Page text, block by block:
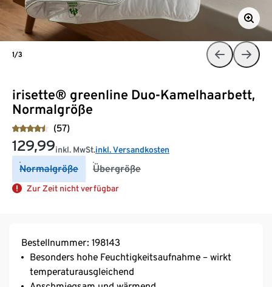
irisette® greenline Duo-Kamelhaarbett,
Normalgröße
(57)
129,99inkl. MwSt.inkl. Versandkosten
Normalgröße Übergröße
Zur Zeit nicht verfügbar
1/3
Bestellnummer: 198143
Besonders hohe Feuchtigkeitsaufnahme – wirkt
temperaturausgleichend